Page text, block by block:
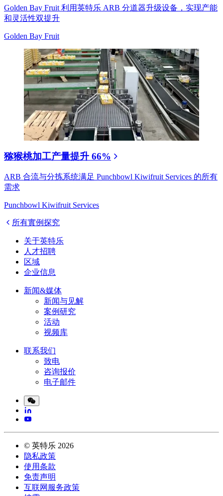
Golden Bay Fruit 利用英特乐 ARB 分道器升级设备，实现产能
和灵活性双提升
Golden Bay Fruit
猕猴桃加工产量提升 66%
ARB 合流与分拣系统满足 Punchbowl Kiwifruit Services 的所有
需求
Punchbowl Kiwifruit Services
所有實例探究
关于英特乐
人才招聘
区域
企业信息
新闻&媒体
新闻与见解
案例研究
活动
视频库
联系我们
致电
咨询报价
电子邮件
© 英特乐 2026
隐私政策
使用条款
免责声明
互联网服务政策